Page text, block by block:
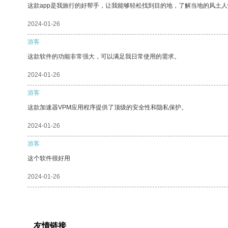
这款app是我旅行的好帮手，让我能够轻松找到目的地，了解当地的风土
2024-01-26
游客
这款软件的功能非常强大，可以满足我日常使用的需求。
2024-01-26
游客
这款加速器VPM应用程序提供了顶级的安全性和隐私保护。
2024-01-26
游客
这个软件很好用
2024-01-26
友情链接